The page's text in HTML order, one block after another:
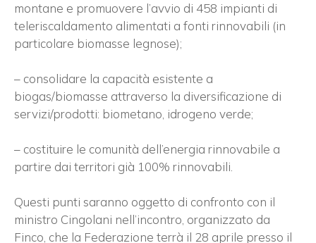
montane e promuovere l’avvio di 458 impianti di
teleriscaldamento alimentati a fonti rinnovabili (in
particolare biomasse legnose);
– consolidare la capacità esistente a
biogas/biomasse attraverso la diversificazione di
servizi/prodotti: biometano, idrogeno verde;
– costituire le comunità dell’energia rinnovabile a
partire dai territori già 100% rinnovabili.
Questi punti saranno oggetto di confronto con il
ministro Cingolani nell’incontro, organizzato da
Finco, che la Federazione terrà il 28 aprile presso il